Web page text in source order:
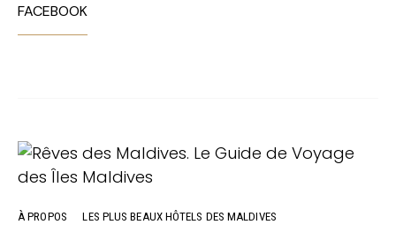
FACEBOOK
À PROPOS
LES PLUS BEAUX HÔTELS DES MALDIVES